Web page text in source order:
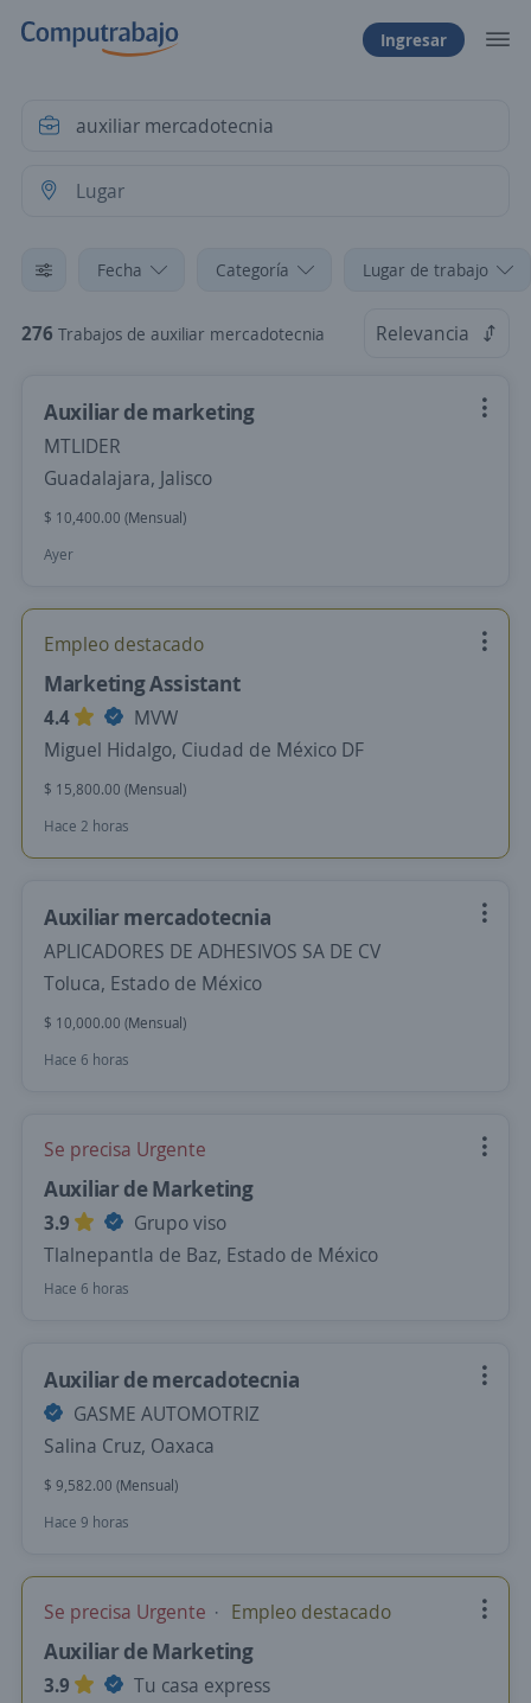
Ingresar
Fecha Categoría Lugar de trabajo
276 Trabajos de auxiliar mercadotecnia Relevancia
Auxiliar de marketing
MTLIDER
Guadalajara, Jalisco
$ 10,400.00 (Mensual)
Ayer
Empleo destacado
Marketing Assistant
4.4
MVW
Miguel Hidalgo, Ciudad de México DF
$ 15,800.00 (Mensual)
Hace 2 horas
Auxiliar mercadotecnia
APLICADORES DE ADHESIVOS SA DE CV
Toluca, Estado de México
$ 10,000.00 (Mensual)
Hace 6 horas
Se precisa Urgente
Auxiliar de Marketing
3.9
Grupo viso
Tlalnepantla de Baz, Estado de México
Hace 6 horas
Auxiliar de mercadotecnia
GASME AUTOMOTRIZ
Salina Cruz, Oaxaca
$ 9,582.00 (Mensual)
Hace 9 horas
Se precisa Urgente Empleo destacado
Auxiliar de Marketing
3.9
Tu casa express